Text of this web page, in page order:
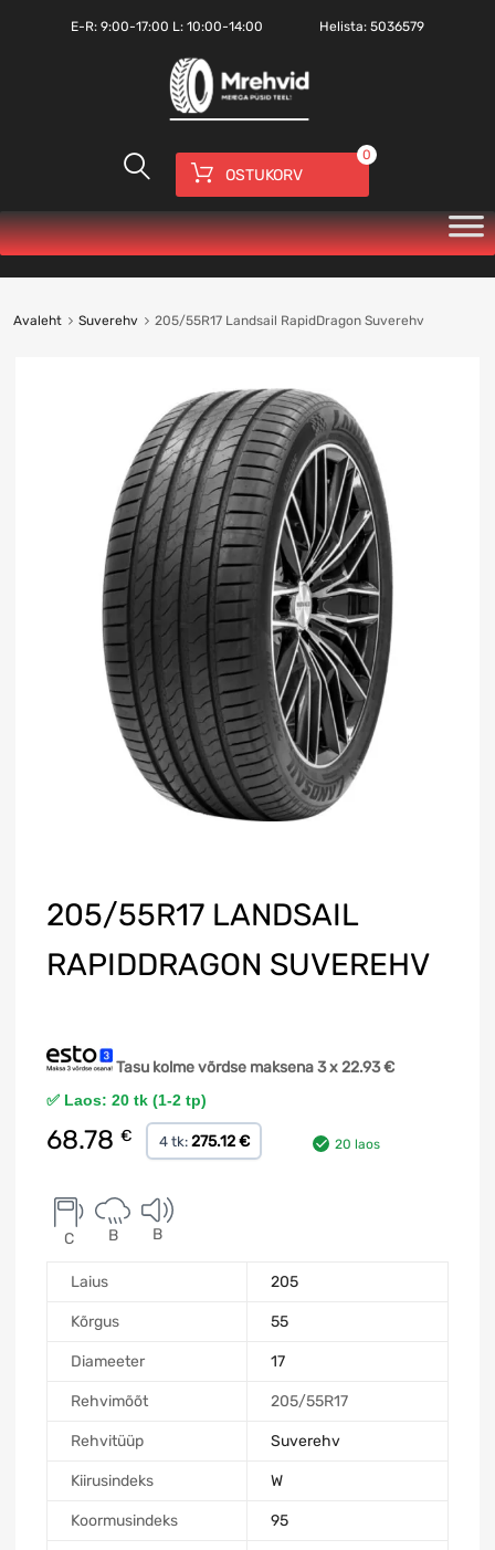
E-R: 9:00-17:00 L: 10:00-14:00 Helista:5036579
OSTUKORV
0
Avaleht Suverehv 205/55R17 Landsail RapidDragon Suverehv
205/55R17 LANDSAIL
RAPIDDRAGON SUVEREHV
Tasu kolme võrdse maksena 3 x22.93€
✅ Laos: 20 tk (1-2 tp)
68.78 € 4 tk: 275.12 € 20 laos
C B B
Laius 205
Kõrgus 55
Diameeter 17
Rehvimõõt 205/55R17
Rehvitüüp Suverehv
Kiirusindeks W
Koormusindeks 95